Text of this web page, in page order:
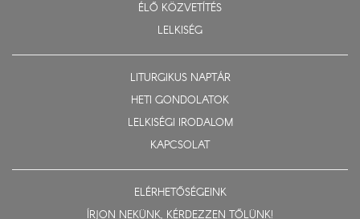
ÉLŐ KÖZVETÍTÉS
LELKISÉG
LITURGIKUS NAPTÁR
HETI GONDOLATOK
LELKISÉGI IRODALOM
KAPCSOLAT
ELÉRHETŐSÉGEINK
ÍRJON NEKÜNK, KÉRDEZZEN TŐLÜNK!